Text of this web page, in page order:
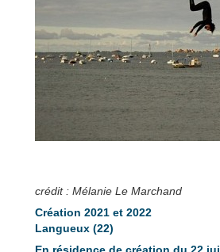
crédit : Mélanie Le Marchand
Création 2021 et 2022
Langueux (22)